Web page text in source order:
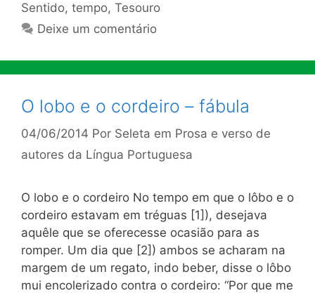
Sentido, tempo, Tesouro
Deixe um comentário
O lobo e o cordeiro – fábula
04/06/2014 Por Seleta em Prosa e verso de
autores da Língua Portuguesa
O lobo e o cordeiro No tempo em que o lôbo e o
cordeiro estavam em tréguas [1]), desejava
aquêle que se oferecesse ocasião para as
romper. Um dia que [2]) ambos se acharam na
margem de um regato, indo be­ber, disse o lôbo
mui encolerizado contra o cordeiro: “Por que me